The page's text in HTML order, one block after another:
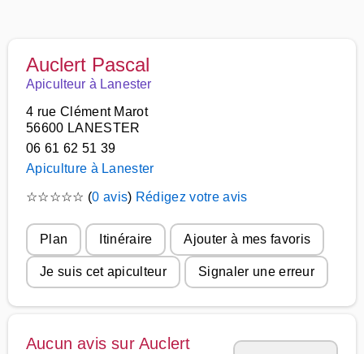
Auclert Pascal
Apiculteur à Lanester
4 rue Clément Marot
56600 LANESTER
06 61 62 51 39
Apiculture à Lanester
☆☆☆☆☆ (0 avis) Rédigez votre avis
Plan Itinéraire Ajouter à mes favoris
Je suis cet apiculteur Signaler une erreur
Aucun avis sur Auclert